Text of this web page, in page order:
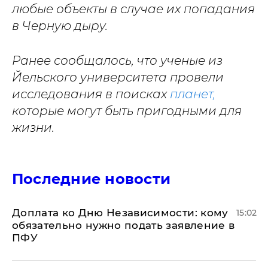
любые объекты в случае их попадания
в Черную дыру.
Ранее сообщалось, что ученые из
Йельского университета провели
исследования в поисках планет,
которые могут быть пригодными для
жизни.
Последние новости
Доплата ко Дню Независимости: кому
обязательно нужно подать заявление в
ПФУ
15:02